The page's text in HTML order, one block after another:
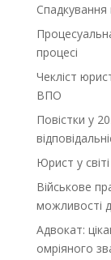
Спадкування
процесі
Чекліст
ВПО
Повістки у
Юрист у
Військове
можливості
Адвокат:
омріяного